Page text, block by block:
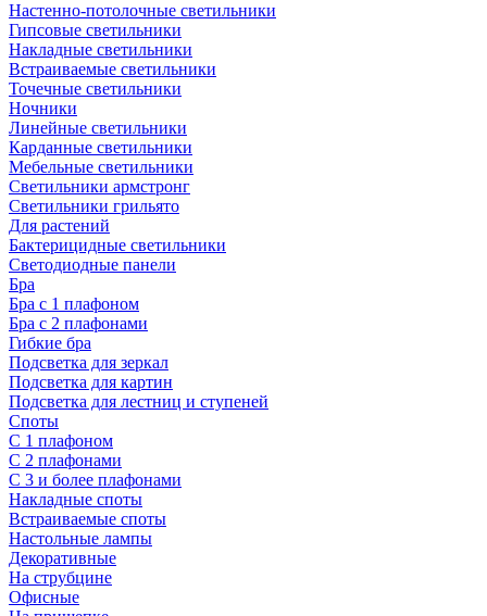
Настенно-потолочные светильники
Гипсовые светильники
Накладные светильники
Встраиваемые светильники
Точечные светильники
Ночники
Линейные светильники
Карданные светильники
Мебельные светильники
Светильники армстронг
Светильники грильято
Для растений
Бактерицидные светильники
Светодиодные панели
Бра
Бра с 1 плафоном
Бра с 2 плафонами
Гибкие бра
Подсветка для зеркал
Подсветка для картин
Подсветка для лестниц и ступеней
Споты
С 1 плафоном
С 2 плафонами
С 3 и более плафонами
Накладные споты
Встраиваемые споты
Настольные лампы
Декоративные
На струбцине
Офисные